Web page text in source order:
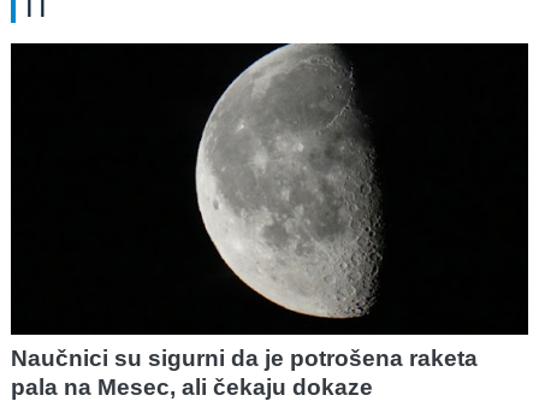
IT
Naučnici su sigurni da je potrošena raketa
pala na Mesec, ali čekaju dokaze